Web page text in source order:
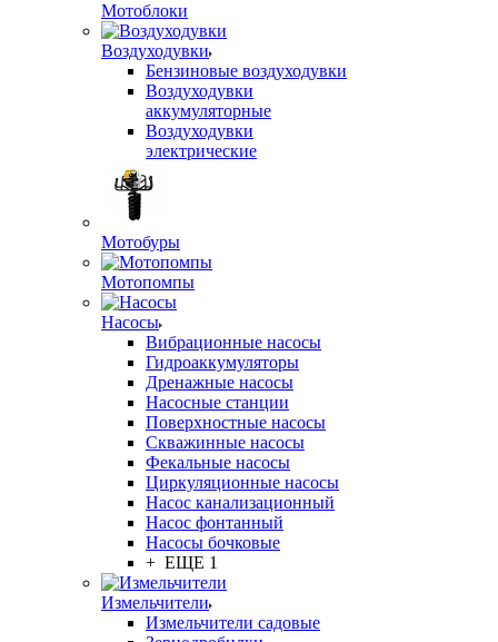
Мотоблоки
Воздуходувки
Бензиновые воздуходувки
Воздуходувки
аккумуляторные
Воздуходувки
электрические
Мотобуры
Мотопомпы
Насосы
Вибрационные насосы
Гидроаккумуляторы
Дренажные насосы
Насосные станции
Поверхностные насосы
Скважинные насосы
Фекальные насосы
Циркуляционные насосы
Насос канализационный
Насос фонтанный
Насосы бочковые
+ ЕЩЕ 1
Измельчители
Измельчители садовые